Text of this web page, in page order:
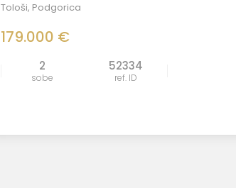
Tološi, Podgorica
179.000 €
2
sobe
52334
ref. ID